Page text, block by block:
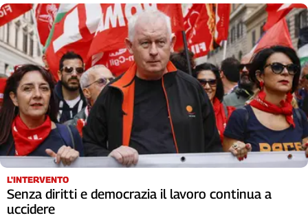
L'INTERVENTO
Senza diritti e democrazia il lavoro continua a
uccidere